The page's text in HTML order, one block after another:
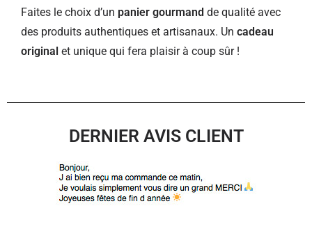
Faites le choix d’un panier gourmand de qualité avec
des produits authentiques et artisanaux. Un cadeau
original et unique qui fera plaisir à coup sûr !
DERNIER AVIS CLIENT